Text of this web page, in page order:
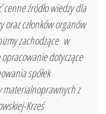
źródło wiedzy dla
członków organów
zachodzące w
dotyczące
spółek
materialnoprawnych z
Krześ